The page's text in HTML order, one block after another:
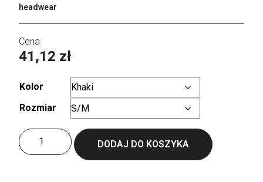
headwear
41,12 zł
Kolor
Rozmiar
ilość
Globe
DODAJ DO KOSZYKA